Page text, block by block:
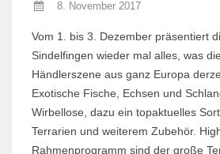
8. November 2017
Vom 1. bis 3. Dezember präsentiert
Sindelfingen wieder mal alles, was
Händlerszene aus ganz Europa
Exotische Fische, Echsen und
Wirbellose, dazu ein topaktuelles
Terrarien und weiterem Zubehör.
Rahmenprogramm sind der große